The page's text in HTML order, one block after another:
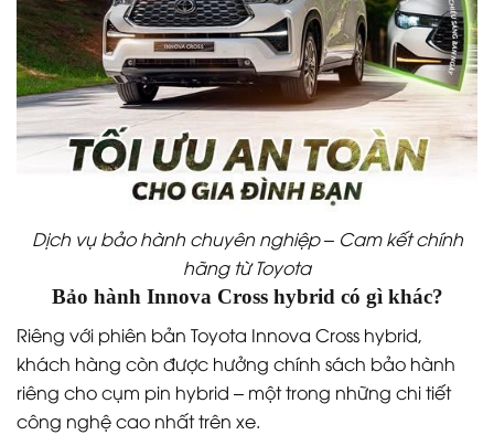
Dịch vụ bảo hành chuyên nghiệp – Cam kết chính
hãng từ Toyota
Bảo hành Innova Cross hybrid có gì khác?
Riêng với phiên bản Toyota Innova Cross hybrid,
khách hàng còn được hưởng chính sách bảo hành
riêng cho cụm pin hybrid – một trong những chi tiết
công nghệ cao nhất trên xe.